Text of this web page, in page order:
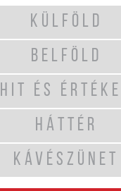
KÜLFÖLD
BELFÖLD
HIT ÉS
HÁTTÉR
KÁVÉSZÜNET